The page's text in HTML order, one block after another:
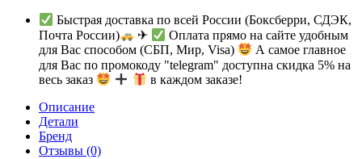
Быстрая доставка по всей России (Боксберри, СДЭК,
Почта России)
✈
Оплата прямо на сайте удобным
для Вас способом (СБП, Мир, Visa)
А самое главное
для Вас по промокоду "telegram" доступна скидка 5% на
весь заказ
в каждом заказе!
Описание
Детали
Бренд
Отзывы (0)